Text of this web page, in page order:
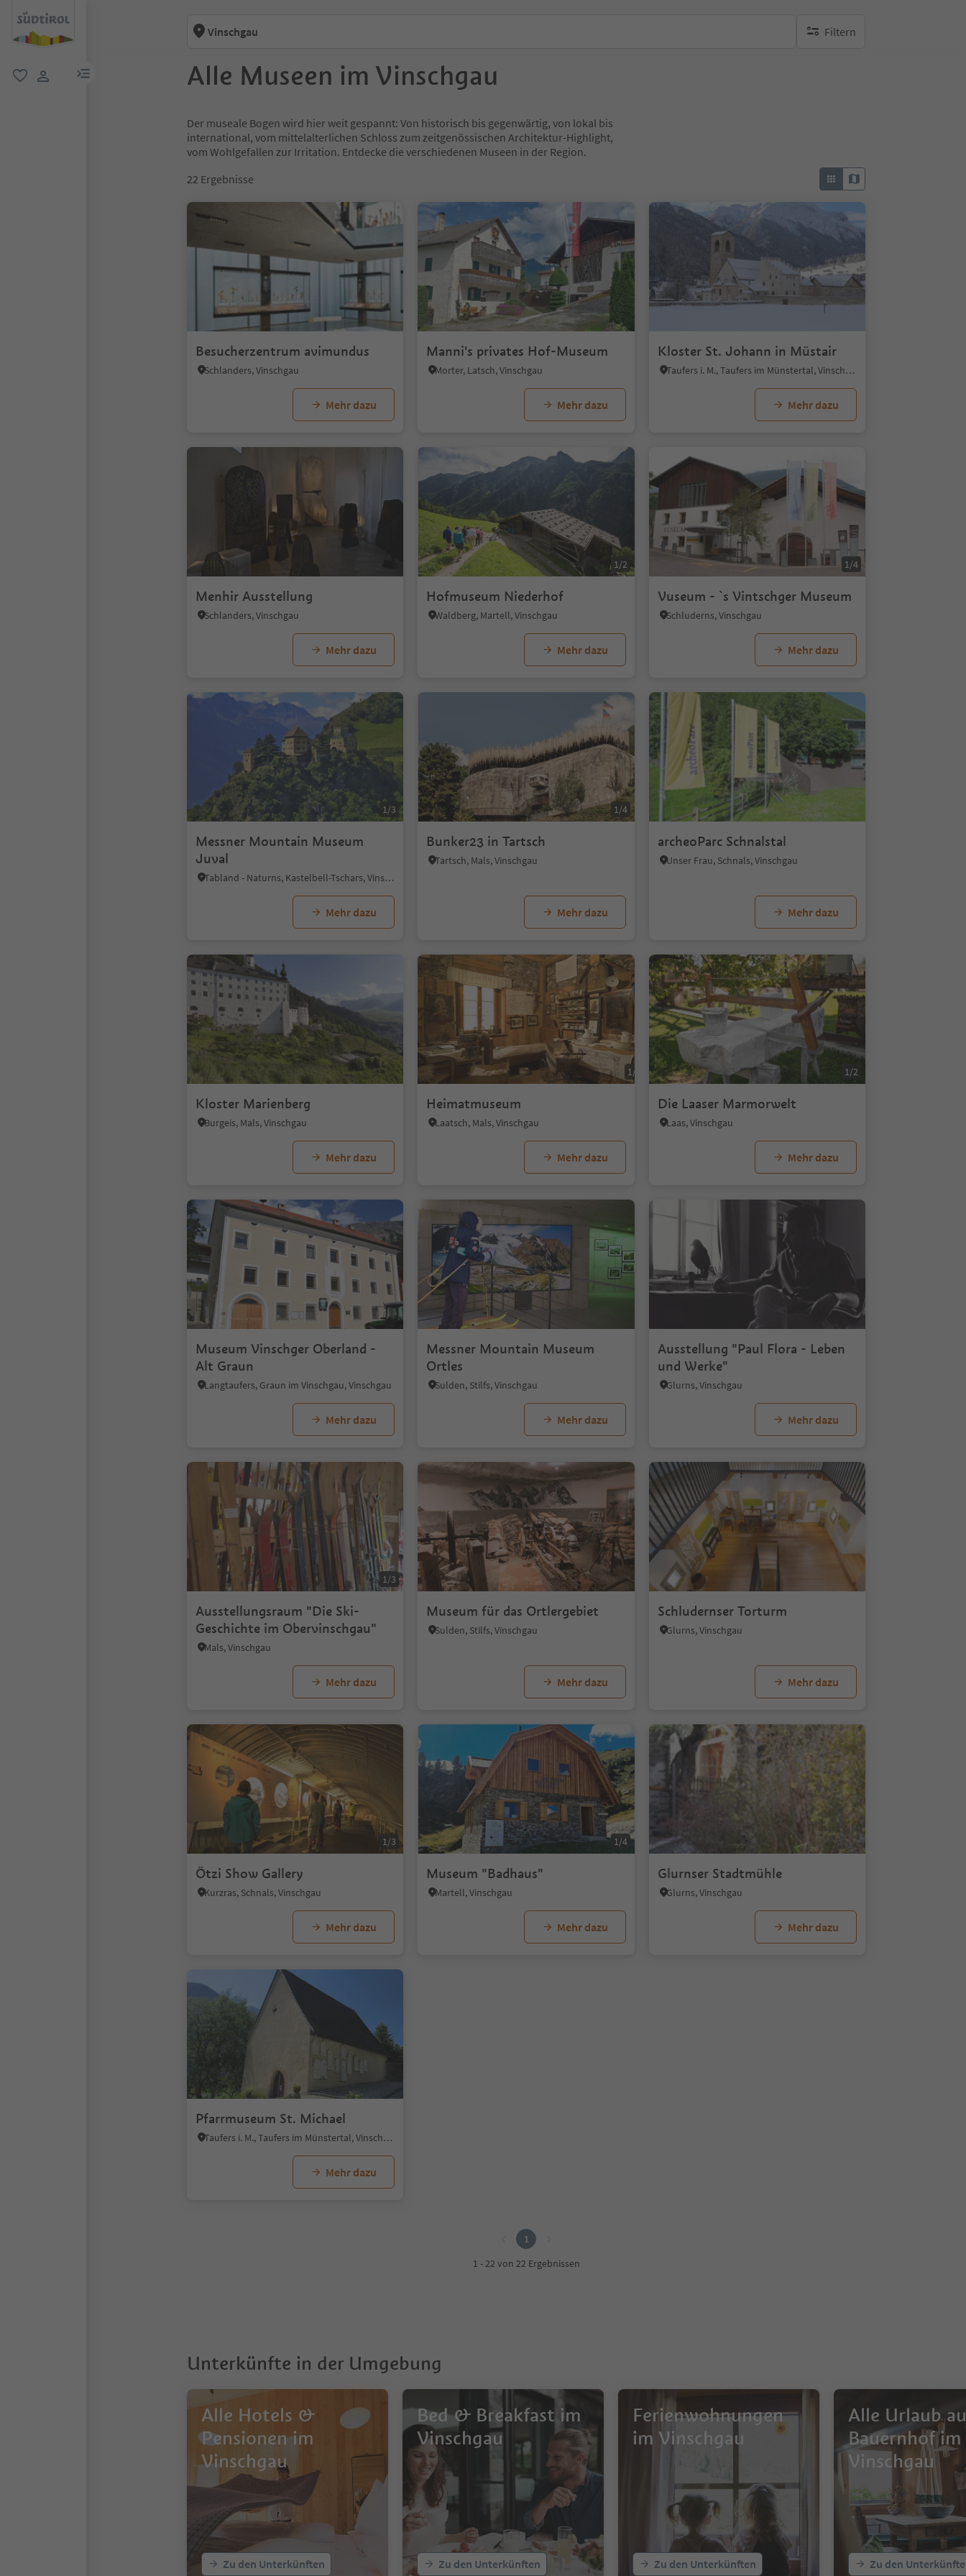
menu link
Vinschgau Filtern
keine aktiven Filte
Alle Museen im Vinschgau
Der museale Bogen wird hier weit gespannt: Von historisch bis gegenwärtig, von lokal bis
international, vom mittelalterlichen Schloss zum zeitgenössischen Architektur-Highlight,
vom Wohlgefallen zur Irritation. Entdecke die verschiedenen Museen in der Region.
22 Ergebnisse
1/5
Besucherzentrum avimundus
Schlanders, Vinschgau
Mehr dazu
Manni's privates Hof-Museum
Morter, Latsch, Vinschgau
Mehr dazu
Kloster St. Johann in Müstair
Taufers i. M., Taufers im Münstertal, Vinschgau
Mehr dazu
Menhir Ausstellung
Schlanders, Vinschgau
Mehr dazu
1/2
Hofmuseum Niederhof
Waldberg, Martell, Vinschgau
Mehr dazu
1/4
Vuseum - `s Vintschger Museum
Schluderns, Vinschgau
Mehr dazu
1/3
Messner Mountain Museum
Juval
Tabland - Naturns, Kastelbell-Tschars, Vinschgau
Mehr dazu
1/4
Bunker23 in Tartsch
Tartsch, Mals, Vinschgau
Mehr dazu
archeoParc Schnalstal
Unser Frau, Schnals, Vinschgau
Mehr dazu
Kloster Marienberg
Burgeis, Mals, Vinschgau
Mehr dazu
1/4
Heimatmuseum
Laatsch, Mals, Vinschgau
Mehr dazu
1/2
Die Laaser Marmorwelt
Laas, Vinschgau
Mehr dazu
Museum Vinschger Oberland -
Alt Graun
Langtaufers, Graun im Vinschgau, Vinschgau
Mehr dazu
Messner Mountain Museum
Ortles
Sulden, Stilfs, Vinschgau
Mehr dazu
Ausstellung "Paul Flora - Leben
und Werke"
Glurns, Vinschgau
Mehr dazu
1/3
Ausstellungsraum "Die Ski-
Geschichte im Obervinschgau"
Mals, Vinschgau
Mehr dazu
Museum für das Ortlergebiet
Sulden, Stilfs, Vinschgau
Mehr dazu
Schludernser Torturm
Glurns, Vinschgau
Mehr dazu
1/3
Ötzi Show Gallery
Kurzras, Schnals, Vinschgau
Mehr dazu
1/4
Museum "Badhaus"
Martell, Vinschgau
Mehr dazu
Glurnser Stadtmühle
Glurns, Vinschgau
Mehr dazu
Pfarrmuseum St. Michael
Taufers i. M., Taufers im Münstertal, Vinschgau
Mehr dazu
1
1 - 22 von 22 Ergebnissen
Unterkünfte in der Umgebung
Alle Hotels &
Pensionen im
Vinschgau
Zu den Unterkünften
Bed & Breakfast im
Vinschgau
Zu den Unterkünften
Ferienwohnungen
im Vinschgau
Zu den Unterkünften
Alle Urlaub
Bauernhof im
Vinschgau
Zu den